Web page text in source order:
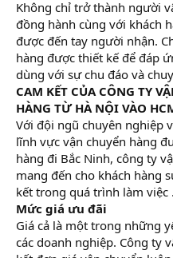
Không chỉ trở thành người
đồng hành cùng với khách
được đến tay người nhận.
hàng được thiết kế để đáp
dùng với sự chu đáo và
CAM KẾT CỦA CÔNG TY
HÀNG TỪ HÀ NỘI VÀO
Với đội ngũ chuyên nghiệp
lĩnh vực vận chuyển hàng
hàng đi Bắc Ninh, công ty
mang đến cho khách hàng
kết trong quá trình làm việc .
Mức giá ưu đãi
Giá cả là một trong những
các doanh nghiệp. Công ty